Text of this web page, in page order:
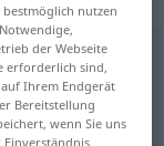
bestmöglich nutzen
der Webseite
erforderlich sind,
Ihrem Endgerät
Bereitstellung
wenn Sie uns